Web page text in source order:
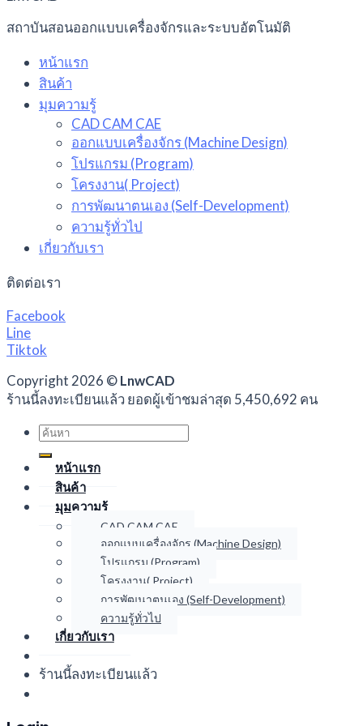
สถาบันสอนออกแบบเครื่องจักรและระบบอัตโนมัติ
หน้าแรก
สินค้า
มุมความรู้
CAD CAM CAE
ออกแบบเครื่องจักร (Machine Design)
โปรแกรม (Program)
โครงงาน( Project)
การพัฒนาตนเอง (Self-Development)
ความรู้ทั่วไป
เกี่ยวกับเรา
ติดต่อเรา
Facebook
Line
Tiktok
Copyright 2026 ©LnwCAD
ร้านนี้ลงทะเบียนแล้ว ยอดผู้เข้าชมล่าสุด 5,450,692 คน
Search
หน้าแรก
สินค้า
มุมความรู้
CAD CAM CAE
ออกแบบเครื่องจักร (Machine Design)
โปรแกรม (Program)
โครงงาน( Project)
การพัฒนาตนเอง (Self-Development)
ความรู้ทั่วไป
เกี่ยวกับเรา
ร้านนี้ลงทะเบียนแล้ว